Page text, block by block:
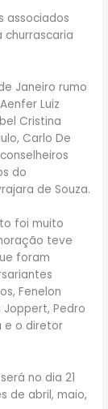
associados
Janeiro rumo
Luiz
Cristina
Carlo De
do
de Souza.
foi muito
teve
foram
Fenelon
Joppert, Pedro
e o diretor
no dia 21
de abril, maio,